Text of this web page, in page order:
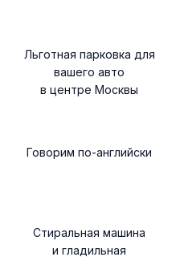
Льготная парковка для
вашего авто
в центре Москвы
Говорим по-английски
Стиральная машина
и гладильная